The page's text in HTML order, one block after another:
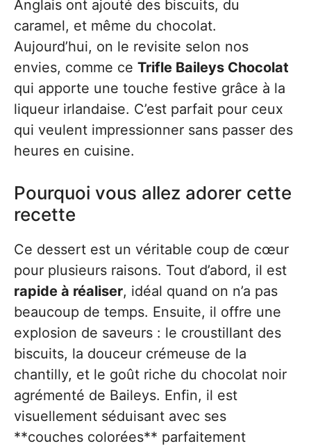
Anglais ont ajouté des biscuits, du
caramel, et même du chocolat.
Aujourd’hui, on le revisite selon nos
envies, comme ce Trifle Baileys Chocolat
qui apporte une touche festive grâce à la
liqueur irlandaise. C’est parfait pour ceux
qui veulent impressionner sans passer des
heures en cuisine.
Pourquoi vous allez adorer cette
recette
Ce dessert est un véritable coup de cœur
pour plusieurs raisons. Tout d’abord, il est
rapide à réaliser, idéal quand on n’a pas
beaucoup de temps. Ensuite, il offre une
explosion de saveurs : le croustillant des
biscuits, la douceur crémeuse de la
chantilly, et le goût riche du chocolat noir
agrémenté de Baileys. Enfin, il est
visuellement séduisant avec ses
**couches colorées** parfaitement